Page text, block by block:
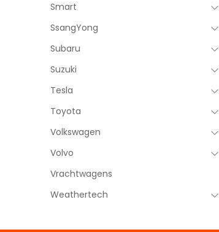
Smart
SsangYong
Subaru
Suzuki
Tesla
Toyota
Volkswagen
Volvo
Vrachtwagens
Weathertech